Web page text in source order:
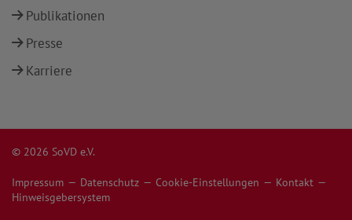
Publikationen
Presse
Karriere
© 2026 SoVD e.V.
Impressum Datenschutz Cookie-Einstellungen
Kontakt
Hinweisgebersystem